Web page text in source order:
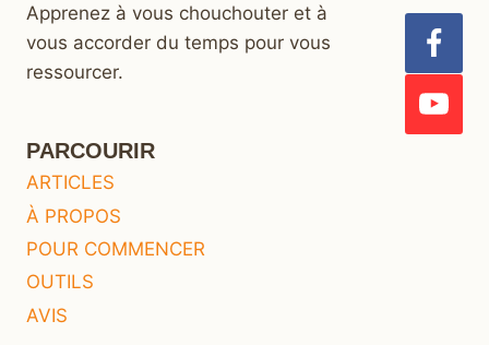
Apprenez à vous chouchouter et à
vous accorder du temps pour vous
ressourcer.
PARCOURIR
ARTICLES
À PROPOS
POUR COMMENCER
OUTILS
AVIS